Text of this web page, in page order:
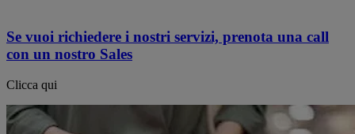
Se vuoi richiedere i nostri servizi, prenota una call
con un nostro Sales
Clicca qui